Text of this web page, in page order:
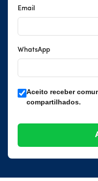
Email
WhatsApp
Aceito receber
compartilhados.